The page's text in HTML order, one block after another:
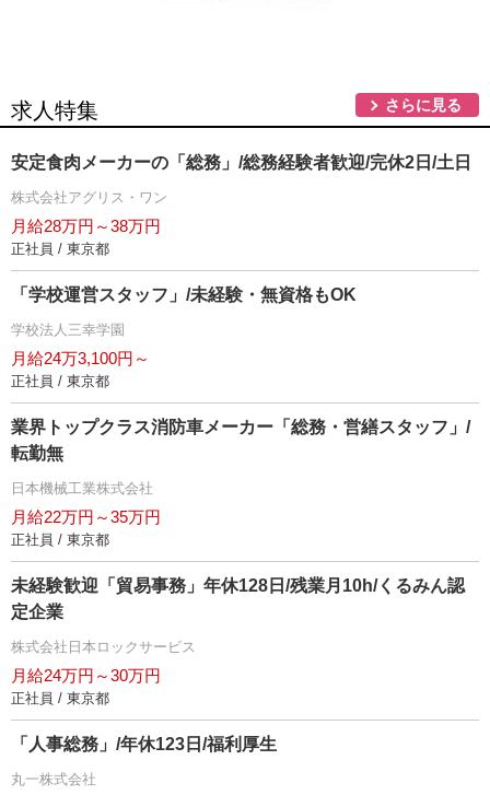
求人特集 さらに見る
安定食肉メーカーの「総務」/総務経験者歓迎/完休2日/土日
株式会社アグリス・ワン
月給28万円～38万円
正社員 / 東京都
「学校運営スタッフ」/未経験・無資格もOK
学校法人三幸学園
月給24万3,100円～
正社員 / 東京都
業界トップクラス消防車メーカー「総務・営繕スタッフ」/
転勤無
日本機械工業株式会社
月給22万円～35万円
正社員 / 東京都
未経験歓迎「貿易事務」年休128日/残業月10h/くるみん認
定企業
株式会社日本ロックサービス
月給24万円～30万円
正社員 / 東京都
「人事総務」/年休123日/福利厚生
丸一株式会社